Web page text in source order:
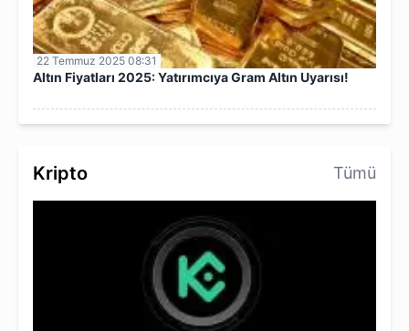
22 Temmuz 2025 08:31
Altın Fiyatları 2025: Yatırımcıya Gram Altın Uyarısı!
Kripto Tümü